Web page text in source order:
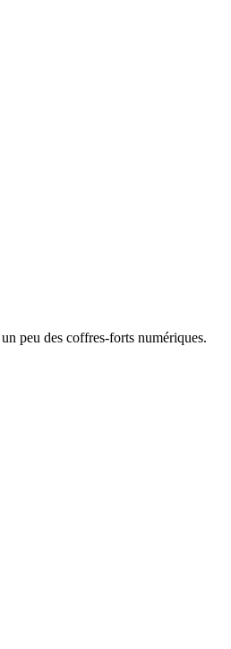
peu des coffres-forts numériques.